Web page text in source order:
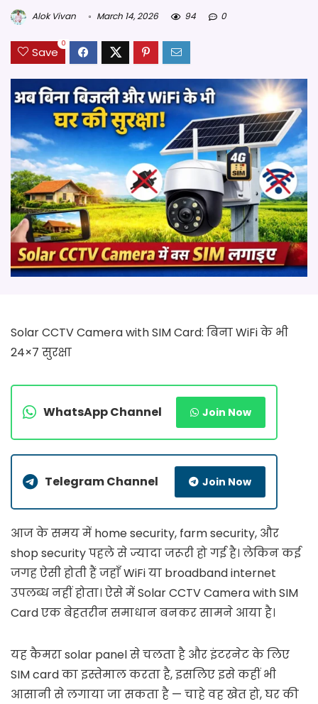
Alok Vivan March 14, 2026 94 0
Save
0
Solar CCTV Camera with SIM Card: बिना WiFi के भी
24×7 सुरक्षा
WhatsApp Channel Join Now
Telegram Channel Join Now
आज के समय में home security, farm security, और
shop security पहले से ज्यादा जरूरी हो गई है। लेकिन कई
जगह ऐसी होती हैं जहाँ WiFi या broadband internet
उपलब्ध नहीं होता। ऐसे में Solar CCTV Camera with SIM
Card एक बेहतरीन समाधान बनकर सामने आया है।
यह कैमरा solar panel से चलता है और इंटरनेट के लिए
SIM card का इस्तेमाल करता है, इसलिए इसे कहीं भी
आसानी से लगाया जा सकता है — चाहे वह खेत हो, घर की